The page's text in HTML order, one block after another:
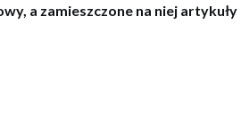
a zamieszczone na niej